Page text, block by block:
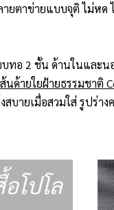
ยตาข่ายแบบจุติ ไม่หด
ทอ 2 ชั้น ด้านในและน
นด้ายใยฝ้ายธรรมชาติ
บายเมื่อสวมใส่ รูปร่า
โปโล